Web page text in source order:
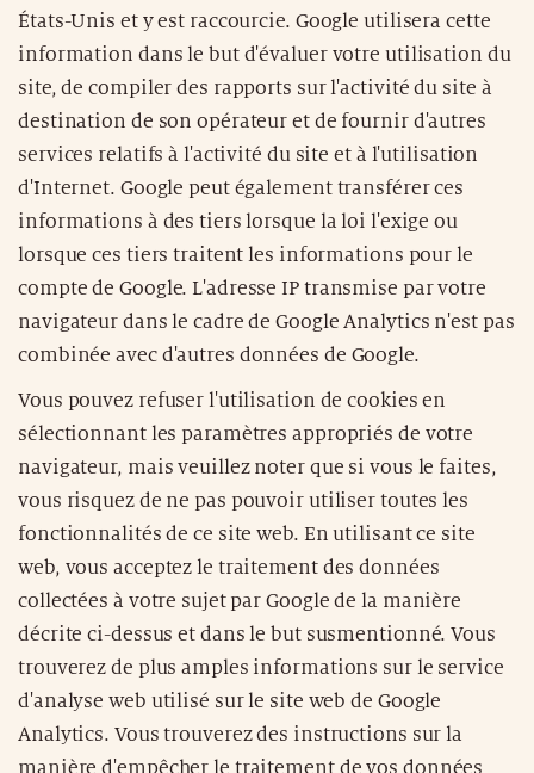
États-Unis et y est raccourcie. Google utilisera cette
information dans le but d'évaluer votre utilisation du
site, de compiler des rapports sur l'activité du site à
destination de son opérateur et de fournir d'autres
services relatifs à l'activité du site et à l'utilisation
d'Internet. Google peut également transférer ces
informations à des tiers lorsque la loi l'exige ou
lorsque ces tiers traitent les informations pour le
compte de Google. L'adresse IP transmise par votre
navigateur dans le cadre de Google Analytics n'est pas
combinée avec d'autres données de Google.
Vous pouvez refuser l'utilisation de cookies en
sélectionnant les paramètres appropriés de votre
navigateur, mais veuillez noter que si vous le faites,
vous risquez de ne pas pouvoir utiliser toutes les
fonctionnalités de ce site web. En utilisant ce site
web, vous acceptez le traitement des données
collectées à votre sujet par Google de la manière
décrite ci-dessus et dans le but susmentionné. Vous
trouverez de plus amples informations sur le service
d'analyse web utilisé sur le site web de Google
Analytics. Vous trouverez des instructions sur la
manière d'empêcher le traitement de vos données